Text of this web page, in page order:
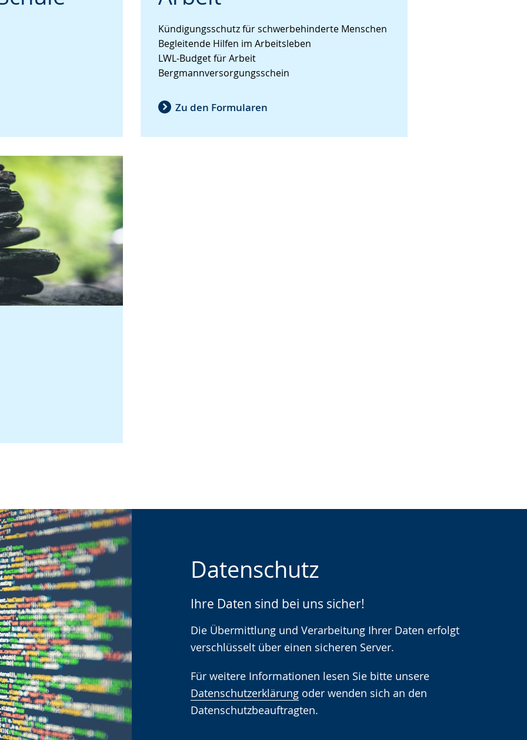
Sprache
Unterstützung.
in
Gebärdensprache
wird
angezeigt.
Kündigungsschutz für schwerbehinderte Menschen
Begleitende Hilfen im Arbeitsleben
LWL-Budget für Arbeit
Bergmannversorgungsschein
Zu den Formularen
Datenschutz
Ihre Daten sind bei uns sicher!
Die Übermittlung und Verarbeitung Ihrer Daten erfolgt
verschlüsselt über einen sicheren Server.
Für weitere Informationen lesen Sie bitte unsere
Datenschutzerklärung oder wenden sich an den
Datenschutzbeauftragten.
Leichten
wechseln.
Audio-
Video
Deutscher
wird
angezeigt.